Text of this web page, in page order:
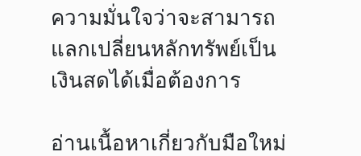
ความมั่นใจว่าจะสามารถ
แลกเปลี่ยนหลักทรัพย์เป็น
เงินสดได้เมื่อต้องการ
อ่านเนื้อหาเกี่ยวกับมือใหม่